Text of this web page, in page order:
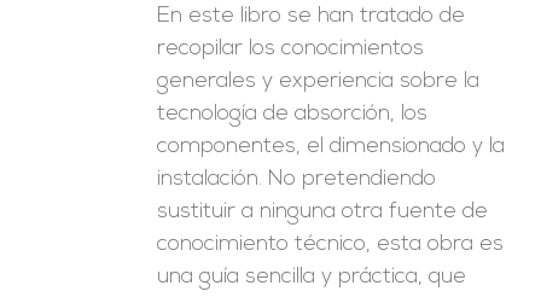
En este libro se han tratado de
recopilar los conocimientos
generales y experiencia sobre la
tecnología de absorción, los
componentes, el dimensionado y la
instalación. No pretendiendo
sustituir a ninguna otra fuente de
conocimiento técnico, esta obra es
una guía sencilla y práctica, que